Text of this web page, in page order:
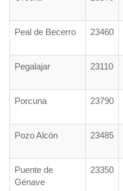
Peal de Becerro 23460
Pegalajar 23110
Porcuna 23790
Pozo Alcón 23485
Puente de
Génave
23350